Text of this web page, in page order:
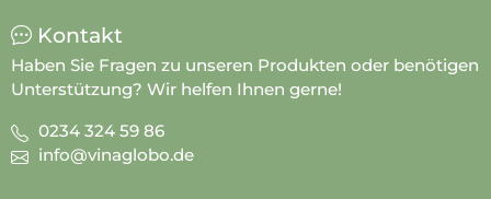
Kontakt
Haben Sie Fragen zu unseren Produkten oder benötigen
Unterstützung? Wir helfen Ihnen gerne!
0234 324 59 86
info@vinaglobo.de